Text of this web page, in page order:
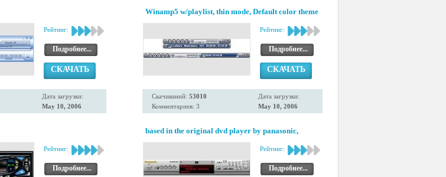
Рейтинг:
Подробнее...
СКАЧАТЬ
Дата загрузки:
May 10, 2006
Winamp5 w/playlist, thin mode, Default color theme
Рейтинг:
Подробнее...
СКАЧАТЬ
Скачиваний: 53010
Комментариев: 3
Дата загрузки:
May 10, 2006
Рейтинг:
Подробнее...
based in the original dvd player by panasonic,
Рейтинг:
Подробнее...